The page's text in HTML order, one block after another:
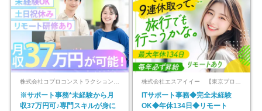
※サポート事務*未経験から月
収37万円可♪専門スキルが身に
ITサポート事務◆完全未経験
OK◆年休134日◆リモート